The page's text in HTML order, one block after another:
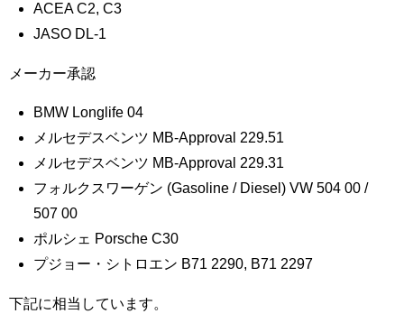
ACEA C2, C3
JASO DL-1
メーカー承認
BMW Longlife 04
メルセデスベンツ MB-Approval 229.51
メルセデスベンツ MB-Approval 229.31
フォルクスワーゲン (Gasoline / Diesel) VW 504 00 /
507 00
ポルシェ Porsche C30
プジョー・シトロエン B71 2290, B71 2297
下記に相当しています。